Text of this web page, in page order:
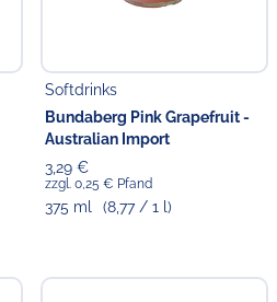
Softdrinks
Bundaberg Pink Grapefruit -
Australian Import
3,29 €
zzgl. 0,25 € Pfand
375 ml (8,77 / 1 l)